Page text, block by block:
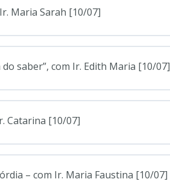
Maria Sarah [10/07]
do saber”, com Ir. Edith Maria [10/07]
Catarina [10/07]
– com Ir. Maria Faustina [10/07]